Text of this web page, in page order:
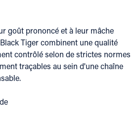
goût prononcé et à leur mâche
Tiger combinent une qualité
contrôlé selon de strictes normes
traçables au sein d'une chaîne